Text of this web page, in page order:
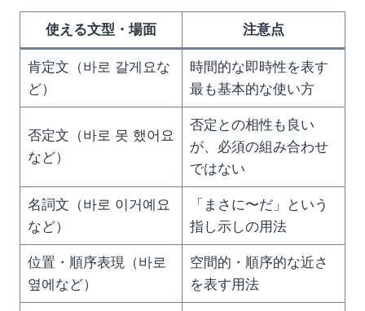
使える文型・場面 注意点
肯定文（바로 갈게요な
ど）
時間的な即時性を表す
最も基本的な使い方
否定文（바로 못 했어요
など）
否定との相性も良い
が、必須の組み合わせ
ではない
名詞文（바로 이거예요
など）
「まさに〜だ」という
指し示しの用法
位置・順序表現（바로
옆에など）
空間的・順序的な近さ
を表す用法